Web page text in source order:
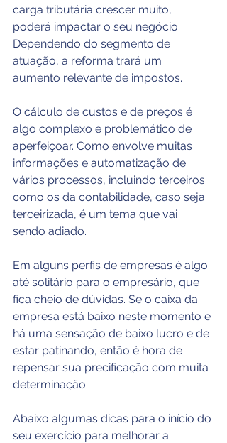
carga tributária crescer muito,
poderá impactar o seu negócio.
Dependendo do segmento de
atuação, a reforma trará um
aumento relevante de impostos.
O cálculo de custos e de preços é
algo complexo e problemático de
aperfeiçoar. Como envolve muitas
informações e automatização de
vários processos, incluindo terceiros
como os da contabilidade, caso seja
terceirizada, é um tema que vai
sendo adiado.
Em alguns perfis de empresas é algo
até solitário para o empresário, que
fica cheio de dúvidas. Se o caixa da
empresa está baixo neste momento e
há uma sensação de baixo lucro e de
estar patinando, então é hora de
repensar sua precificação com muita
determinação.
Abaixo algumas dicas para o início do
seu exercício para melhorar a